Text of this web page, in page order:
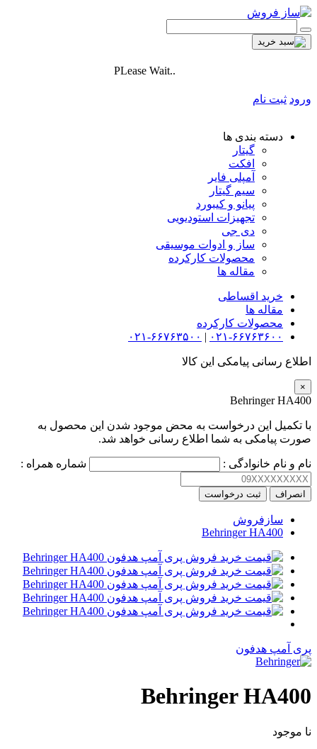
PLease Wait..
ورود ثبت نام
دسته بندی ها
گیتار
افکت
آمپلی فایر
سیم گیتار
پیانو و کیبورد
تجهیزات استودیویی
دی جی
ساز و ادوات موسیقی
محصولات کارکرده
مقاله ها
خرید اقساطی
مقاله ها
محصولات کارکرده
۰۲۱-۶۶۷۶۳۶۰۰ | ۰۲۱-۶۶۷۶۳۵۰۰
اطلاع رسانی پیامکی این کالا
×
Behringer HA400
با تکمیل این درخواست به محض موجود شدن این محصول به
صورت پیامکی به شما اطلاع رسانی خواهد شد.
نام و نام خانوادگی : شماره همراه :
انصراف ثبت درخواست
سازفروش
Behringer HA400
پری آمپ هدفون
Behringer HA400
نا موجود